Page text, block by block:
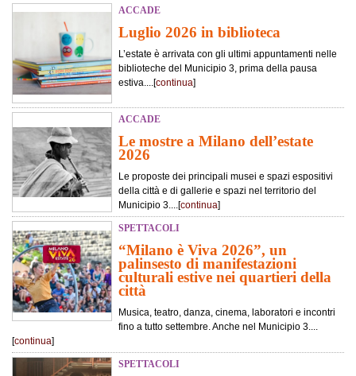
ACCADE
Luglio 2026 in biblioteca
L’estate è arrivata con gli ultimi appuntamenti nelle
biblioteche del Municipio 3, prima della pausa
estiva....[continua]
ACCADE
Le mostre a Milano dell’estate
2026
Le proposte dei principali musei e spazi espositivi
della città e di gallerie e spazi nel territorio del
Municipio 3....[continua]
SPETTACOLI
“Milano è Viva 2026”, un
palinsesto di manifestazioni
culturali estive nei quartieri della
città
Musica, teatro, danza, cinema, laboratori e incontri
fino a tutto settembre. Anche nel Municipio 3....
[continua]
SPETTACOLI